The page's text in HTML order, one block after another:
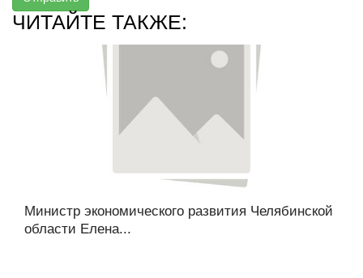
ЧИТАЙТЕ ТАКЖЕ:
Министр экономического развития Челябинской
области Елена...